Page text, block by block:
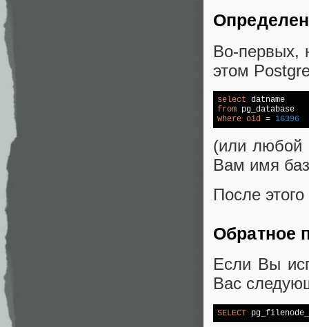
Во-первых,
этом
select
from
where oid = 16396
(или любой
Вам имя
После
Обратное
Если Вы
Вас
SELECT